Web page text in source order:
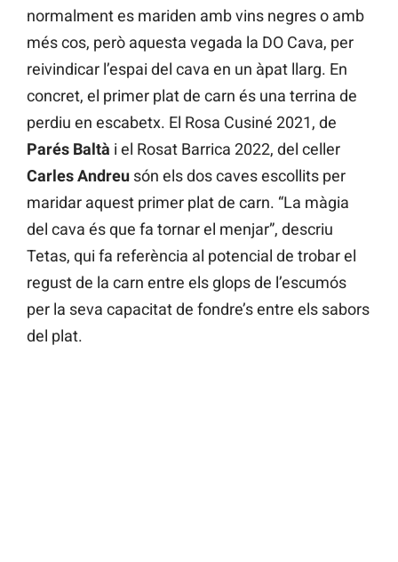
normalment es mariden amb vins negres o amb
més cos, però aquesta vegada la DO Cava, per
reivindicar l’espai del cava en un àpat llarg. En
concret, el primer plat de carn és una terrina de
perdiu en escabetx. El Rosa Cusiné 2021, de
Parés Baltà i el Rosat Barrica 2022, del celler
Carles Andreu són els dos caves escollits per
maridar aquest primer plat de carn. “La màgia
del cava és que fa tornar el menjar”, descriu
Tetas, qui fa referència al potencial de trobar el
regust de la carn entre els glops de l’escumós
per la seva capacitat de fondre’s entre els sabors
del plat.